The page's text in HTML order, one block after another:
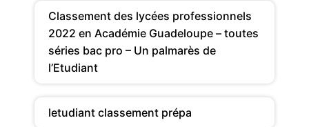
Classement des lycées professionnels
2022 en Académie Guadeloupe – toutes
séries bac pro – Un palmarès de
l’Etudiant
letudiant classement prépa